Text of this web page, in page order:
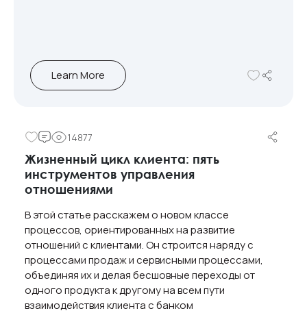
Learn More
14877
Жизненный цикл клиента: пять
инструментов управления
отношениями
В этой статье расскажем о новом классе
процессов, ориентированных на развитие
отношений с клиентами. Он строится наряду с
процессами продаж и сервисными процессами,
объединяя их и делая бесшовные переходы от
одного продукта к другому на всем пути
взаимодействия клиента с банком